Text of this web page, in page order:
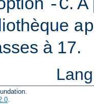
-C
à 17.
.